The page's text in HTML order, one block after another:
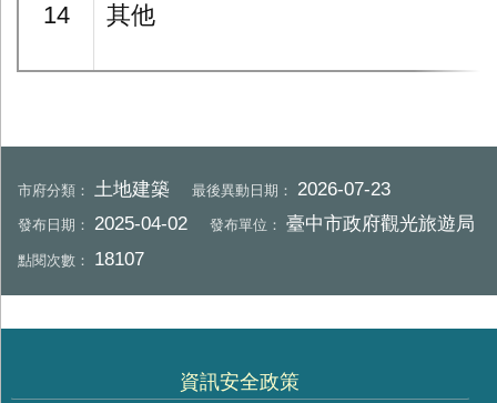
14 其他
市府分類：土地建築 最後異動日期：2026-07-23
發布日期：2025-04-02 發布單位：臺中市政府觀光旅遊局
點閱次數： 18107
資訊安全政策